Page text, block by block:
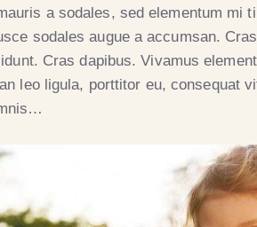
a sodales, sed elementum mi
sodales augue a accumsan.
Cras dapibus. Vivamus
leo ligula, porttitor eu, consequat